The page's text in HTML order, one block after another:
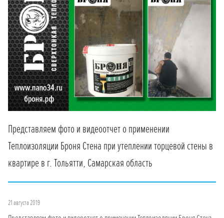
Представляем фото и видеоотчет о применении
Теплоизоляции Броня Стена при утеплении торцевой стены в
квартире в г. Тольятти, Самарская область
21 августа 2019